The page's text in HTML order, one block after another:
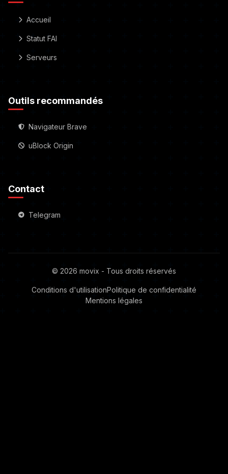
Accueil
Statut FAI
Serveurs
Outils recommandés
Navigateur Brave
uBlock Origin
Contact
Telegram
© 2026 movix - Tous droits réservés
Conditions d'utilisationPolitique de confidentialité
Mentions légales